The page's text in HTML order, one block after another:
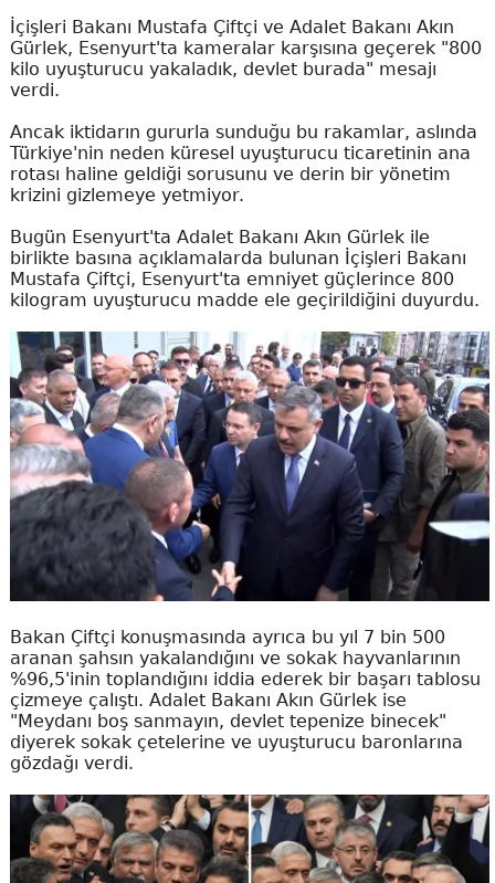
İçişleri Bakanı Mustafa Çiftçi ve Adalet Bakanı Akın
Gürlek, Esenyurt'ta kameralar karşısına geçerek "800
kilo uyuşturucu yakaladık, devlet burada" mesajı
verdi.
Ancak iktidarın gururla sunduğu bu rakamlar, aslında
Türkiye'nin neden küresel uyuşturucu ticaretinin ana
rotası haline geldiği sorusunu ve derin bir yönetim
krizini gizlemeye yetmiyor.
Bugün Esenyurt'ta Adalet Bakanı Akın Gürlek ile
birlikte basına açıklamalarda bulunan İçişleri Bakanı
Mustafa Çiftçi, Esenyurt'ta emniyet güçlerince 800
kilogram uyuşturucu madde ele geçirildiğini duyurdu.
Bakan Çiftçi konuşmasında ayrıca bu yıl 7 bin 500
aranan şahsın yakalandığını ve sokak hayvanlarının
%96,5'inin toplandığını iddia ederek bir başarı tablosu
çizmeye çalıştı. Adalet Bakanı Akın Gürlek ise
"Meydanı boş sanmayın, devlet tepenize binecek"
diyerek sokak çetelerine ve uyuşturucu baronlarına
gözdağı verdi.